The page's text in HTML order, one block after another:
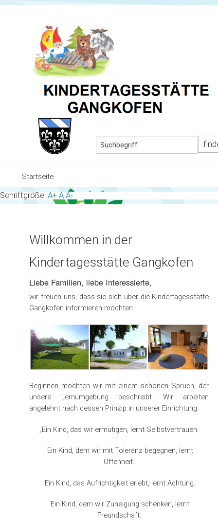
Startseite
Team und Gruppen
Aktuelles & Mitteilungen
Schriftgröße: A+ A A-
Willkommen in der
Kindertagesstätte Gangkofen
Liebe Familien, liebe Interessierte,
wir freuen uns, dass sie sich über die Kindertagesstätte
Gangkofen informieren möchten.
Beginnen möchten wir mit einem schönen Spruch, der
unsere Lernumgebung beschreibt. Wir arbeiten
angelehnt nach dessen Prinzip in unserer Einrichtung.
„Ein Kind, das wir ermutigen, lernt Selbstvertrauen.
Ein Kind, dem wir mit Toleranz begegnen, lernt
Offenheit.
Ein Kind, das Aufrichtigkeit erlebt, lernt Achtung.
Ein Kind, dem wir Zuneigung schenken, lernt
Freundschaft.